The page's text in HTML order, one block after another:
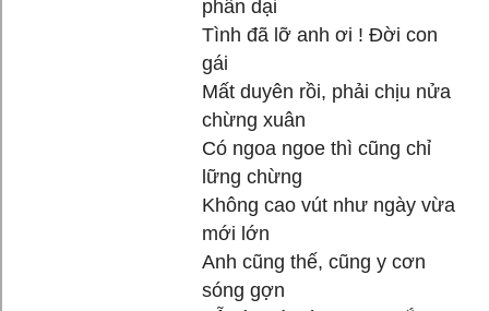
phân dại
Tình đã lỡ anh ơi ! Đời con
gái
Mất duyên rồi, phải chịu nửa
chừng xuân
Có ngoa ngoe thì cũng chỉ
lững chừng
Không cao vút như ngày vừa
mới lớn
Anh cũng thế, cũng y cơn
sóng gợn